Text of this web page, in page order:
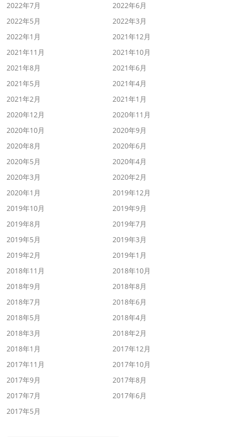
2022年7月
2022年6月
2022年5月
2022年3月
2022年1月
2021年12月
2021年11月
2021年10月
2021年8月
2021年6月
2021年5月
2021年4月
2021年2月
2021年1月
2020年12月
2020年11月
2020年10月
2020年9月
2020年8月
2020年6月
2020年5月
2020年4月
2020年3月
2020年2月
2020年1月
2019年12月
2019年10月
2019年9月
2019年8月
2019年7月
2019年5月
2019年3月
2019年2月
2019年1月
2018年11月
2018年10月
2018年9月
2018年8月
2018年7月
2018年6月
2018年5月
2018年4月
2018年3月
2018年2月
2018年1月
2017年12月
2017年11月
2017年10月
2017年9月
2017年8月
2017年7月
2017年6月
2017年5月